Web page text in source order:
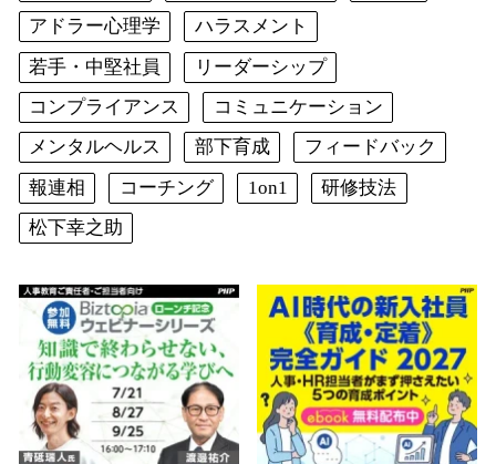
アドラー心理学
ハラスメント
若手・中堅社員
リーダーシップ
コンプライアンス
コミュニケーション
メンタルヘルス
部下育成
フィードバック
報連相
コーチング 1on1
研修技法
松下幸之助